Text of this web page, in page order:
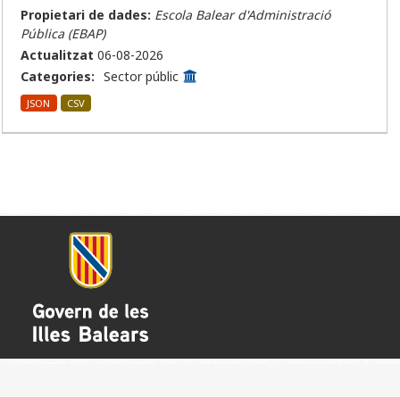
Propietari de dades: Escola Balear d'Administració
Pública (EBAP)
Actualitzat 06-08-2026
Categories: Sector públic
JSON CSV